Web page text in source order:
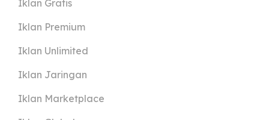
Iklan Gratis
Iklan Premium
Iklan Unlimited
Iklan Jaringan
Iklan Marketplace